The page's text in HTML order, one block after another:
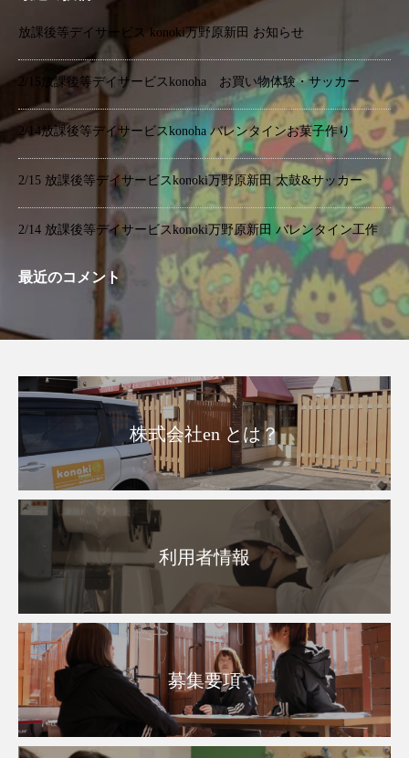
放課後等デイサービス konoki万野原新田 お知らせ
2/15放課後等デイサービスkonoha お買い物体験・サッカー
2/14放課後等デイサービスkonoha バレンタインお菓子作り
2/15 放課後等デイサービスkonoki万野原新田 太鼓&サッカー
2/14 放課後等デイサービスkonoki万野原新田 バレンタイン工作
最近のコメント
株式会社en とは？
利用者情報
募集要項